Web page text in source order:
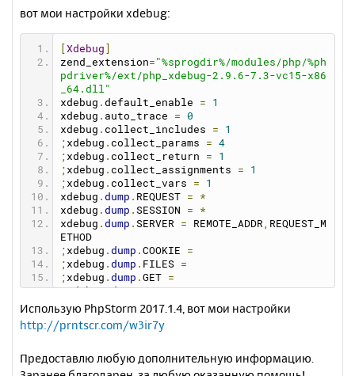
вот мои настройки xdebug:
Xdebug
zend_extension= "%sprogdir%/modules/php/%ph
pdriver%/ext/php_xdebug-2.9.6-7.3-vc15-x86
_64.dll"
xdebug . default_enable =
1
xdebug . auto_trace =
0
xdebug . collect_includes =
1
; xdebug . collect_params = 4
; xdebug . collect_return =
1
; xdebug . collect_assignments =
1
; xdebug . collect_vars =
1
xdebug . dump . REQUEST =
*
xdebug . dump . SESSION =
*
xdebug . dump . SERVER = REMOTE_ADDR , REQUEST_M
ETHOD
; xdebug . dump . COOKIE =
; xdebug . dump . FILES =
; xdebug . dump . GET =
;xdebug.dump.POST =
xdebug.dump_globals = 1
xdebug . dump_once
1
xdebug.dump_undefined
;xdebug.file_link_format = ""
xdebug. idekey = "PHPSTORM"
Использую PhpStorm 2017.1.4, вот мои настройки
http://prntscr.com/w3ir7y
Предоставлю любую дополнительную информацию.